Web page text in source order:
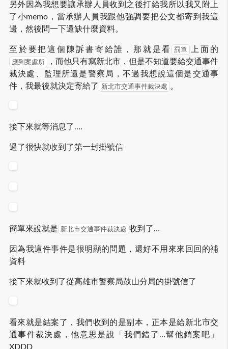
另外因為我想要讓承辦人員收到之後打給我所以我又附上
了小memo，當承辦人員我跟他強調要把公文都寄到我這
邊，然後問一下還缺什麼資料。
至於要把這個陳訴書寄給誰，那就是看 罰單 上面的
應到案處所
，而他只有寫新北市，但是不知道要給交通事件
裁決處、監理所還是警察局，不過我想說這個是交通事
件，我最後就決定寄給了 新北市交通事件裁決處 。
接下來就等消息了….
過了很快就收到了第一封掛號信
簡單來說就是 新北市交通事件裁決處 收到了…
因為我這件事件是很明顯的問題，還好不用來來回回的補
資料
接下來就收到了從高雄市警察局鼓山分局的掛號信了
看來就是結案了，我們收到的是副本，正本是給新北市交
通事件裁決處，他意思是說「我們錯了…幫他銷案吧」
XDDD